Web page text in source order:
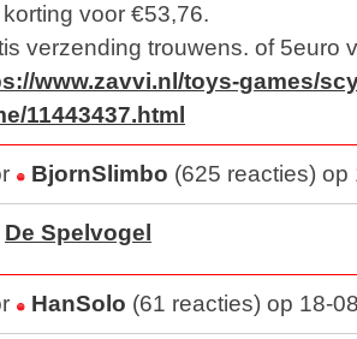
korting voor €53,76.
verzending trouwens. of 5euro
www.zavvi.nl/toys-games/
11443437.html
BjornSlimbo (625 reacties)
De Spelvogel
HanSolo (61 reacties) op 18-